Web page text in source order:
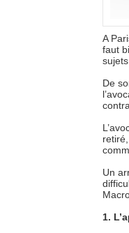
A
faut
De
Un
1.